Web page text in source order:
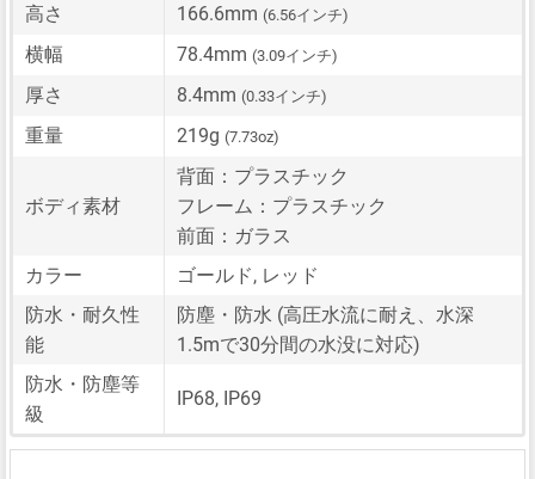
高さ
166.6mm (6.56インチ)
横幅 78.4mm (3.09インチ)
厚さ 8.4mm (0.33インチ)
重量 219g (7.73oz)
ボディ素材
背面：プラスチック
フレーム：プラスチック
前面：ガラス
カラー
ゴールド, レッド
防水・耐久性
能
防塵・防水 (高圧水流に耐え、水深
1.5mで30分間の水没に対応)
防水・防塵等
級
IP68, IP69